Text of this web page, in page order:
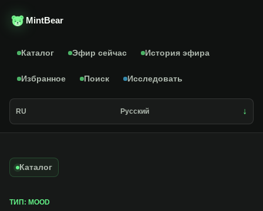
MintBear
Каталог Эфир сейчас История эфира
Избранное Поиск Исследовать
RU Русский
Каталог
ТИП: MOOD